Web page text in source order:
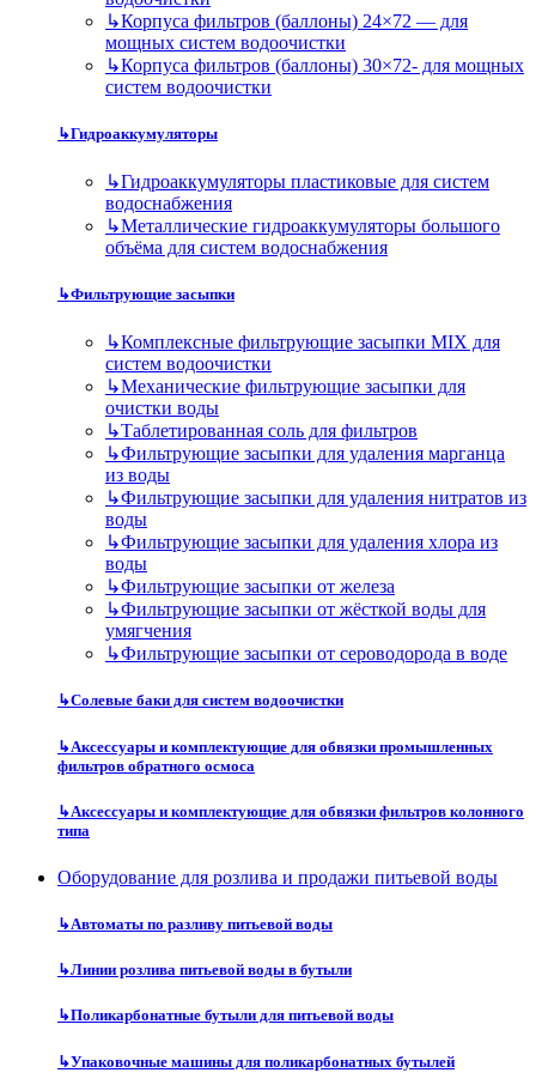
↳Корпуса фильтров (баллоны) 24×72 — для
мощных систем водоочистки
↳Корпуса фильтров (баллоны) 30×72- для мощных
систем водоочистки
↳Гидроаккумуляторы
↳Гидроаккумуляторы пластиковые для систем
водоснабжения
↳Металлические гидроаккумуляторы большого
объёма для систем водоснабжения
↳Фильтрующие засыпки
↳Комплексные фильтрующие засыпки MIX для
систем водоочистки
↳Механические фильтрующие засыпки для
очистки воды
↳Таблетированная соль для фильтров
↳Фильтрующие засыпки для удаления марганца
из воды
↳Фильтрующие засыпки для удаления нитратов из
воды
↳Фильтрующие засыпки для удаления хлора из
воды
↳Фильтрующие засыпки от железа
↳Фильтрующие засыпки от жёсткой воды для
умягчения
↳Фильтрующие засыпки от сероводорода в воде
↳Солевые баки для систем водоочистки
↳Аксессуары и комплектующие для обвязки промышленных
фильтров обратного осмоса
↳Аксессуары и комплектующие для обвязки фильтров колонного
типа
Оборудование для розлива и продажи питьевой воды
↳Автоматы по разливу питьевой воды
↳Линии розлива питьевой воды в бутыли
↳Поликарбонатные бутыли для питьевой воды
↳Упаковочные машины для поликарбонатных бутылей